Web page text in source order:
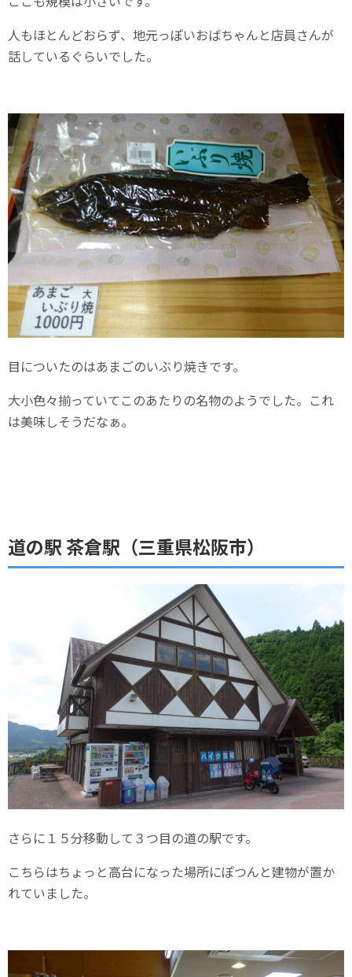
人もほとんどおらず、地元っぽいおばちゃんと店員さんが
話しているぐらいでした。
目についたのはあまごのいぶり焼きです。
大小色々揃っていてこのあたりの名物のようでした。これ
は美味しそうだなぁ。
道の駅 茶倉駅（三重県松阪市）
さらに１５分移動して３つ目の道の駅です。
こちらはちょっと高台になった場所にぽつんと建物が置か
れていました。